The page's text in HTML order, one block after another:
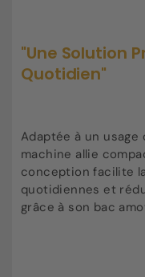
"Une Solution
Quotidien"
Adaptée à un
machine allie
conception facilite
quotidiennes et
grâce à son bac